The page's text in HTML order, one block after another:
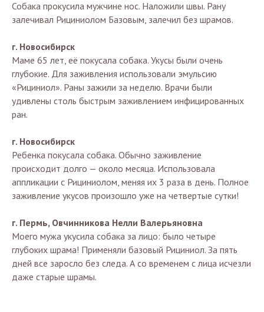
Собака прокусила мужчине нос. Наложили швы. Рану
залечивал Рициниолом Базовым, залечил без шрамов.
г. Новосибирск
Маме 65 лет, её покусала собака. Укусы были очень
глубокие. Для заживления использовали эмульсию
«Рициниол». Раны зажили за неделю. Врачи были
удивлены столь быстрым заживлением инфицированных
ран.
г. Новосибирск
Ребенка покусала собака. Обычно заживление
происходит долго — около месяца. Использовала
аппликации с Рициниолом, меняя их 3 раза в день. Полное
заживление укусов произошло уже на четвертые сутки!
г. Пермь, Овчинникова Нелли Валерьяновна
Моего мужа укусила собака за лицо: было четыре
глубоких шрама! Применяли базовый Рициниол. За пять
дней все заросло без следа. А со временем с лица исчезли
даже старые шрамы.